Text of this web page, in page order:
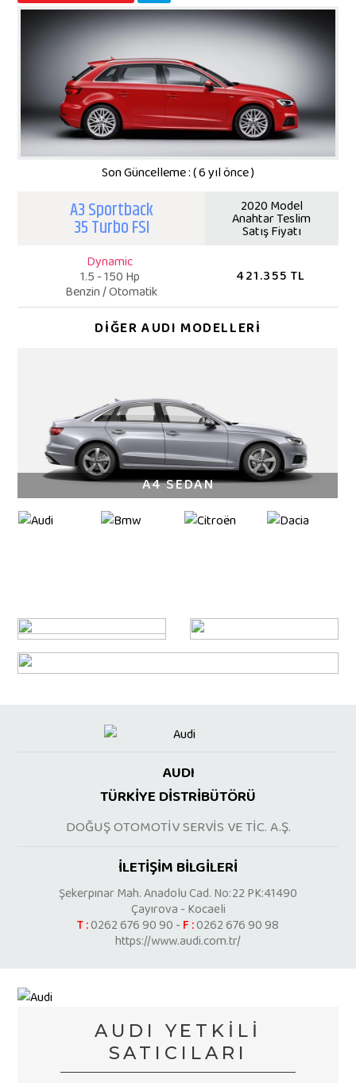
Son Güncelleme : ( 6 yıl önce )
A3 Sportback
35 Turbo FSI
2020 Model
Anahtar Teslim
Satış Fiyatı
Dynamic
1.5 - 150 Hp
Benzin / Otomatik
421.355 TL
DİĞER AUDI MODELLERİ
A4 SEDAN
AUDI
TÜRKİYE DİSTRİBÜTÖRÜ
DOĞUŞ OTOMOTİV SERVİS VE TİC. A.Ş.
İLETİŞİM BİLGİLERİ
Şekerpınar Mah. Anadolu Cad. No:22 PK:41490
Çayırova - Kocaeli
T :0262 676 90 90 - F :0262 676 90 98
https://www.audi.com.tr/
AUDI YETKİLİ
SATICILARI